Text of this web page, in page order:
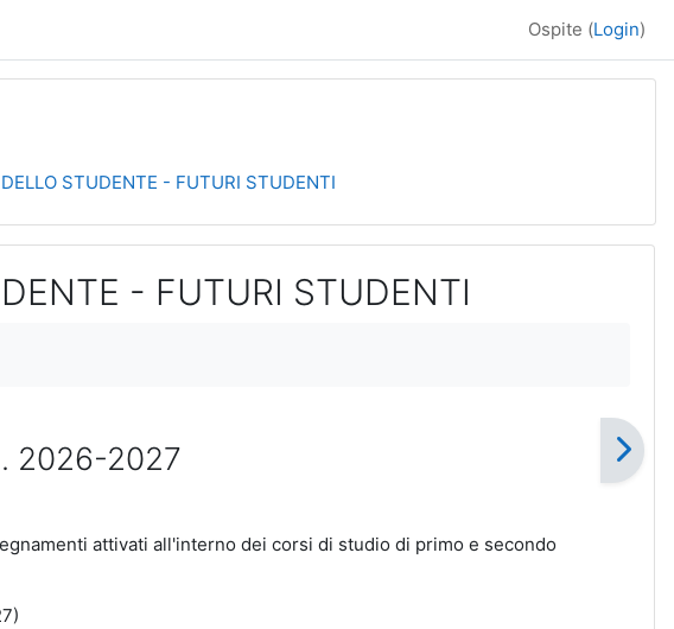
Ospite (Login)
STUDENTE - FUTURI STUDENTI
- FUTURI STUDENTI
2026-2027
attivati all'interno dei corsi di studio di primo e secondo